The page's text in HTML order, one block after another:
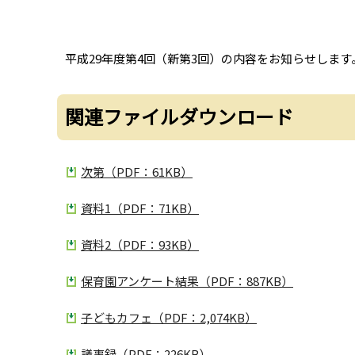
平成29年度第4回（新第3回）の内容をお知らせします
関連ファイルダウンロード
次第（PDF：61KB）
資料1（PDF：71KB）
資料2（PDF：93KB）
保育園アンケート結果（PDF：887KB）
子どもカフェ（PDF：2,074KB）